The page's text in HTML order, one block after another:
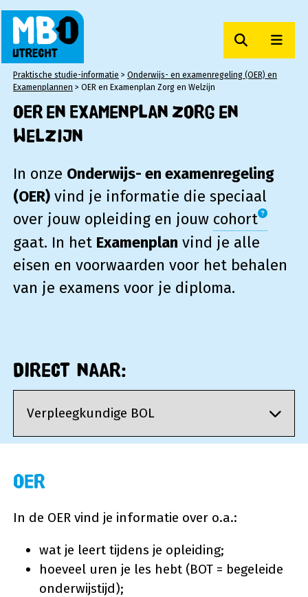
MBO Utrecht
Zoeken
Praktische studie-informatie > Onderwijs- en examenregeling (OER) en
Examenplannen > OER en Examenplan Zorg en Welzijn
OER en Examenplan Zorg en
Welzijn
In onze Onderwijs- en examenregeling
(OER) vind je informatie die speciaal
over jouw opleiding en jouw cohort
gaat. In het Examenplan vind je alle
eisen en voorwaarden voor het behalen
van je examens voor je diploma.
Direct naar:
OER
In de OER vind je informatie over o.a.:
wat je leert tijdens je opleiding;
hoeveel uren je les hebt (BOT = begeleide
onderwijstijd);